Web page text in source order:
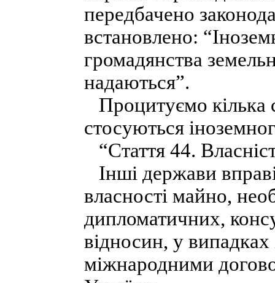
передбачено
встановлено:
громадянства
надаються”.
Процитуємо кілька
стосуються
“Стаття 44.
Інші держави
власності майно,
дипломатичних,
відносин, у
міжнародними